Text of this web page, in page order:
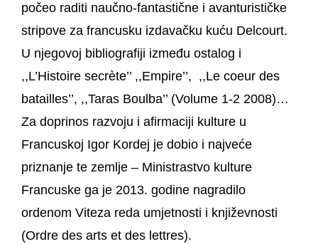
počeo raditi naučno-fantastične i avanturističke
stripove za francusku izdavačku kuću Delcourt.
U njegovoj bibliografiji između ostalog i
,,L’Histoire secrète’’ ,,Empire’’, ,,Le coeur des
batailles’’, ,,Taras Boulba’’ (Volume 1-2 2008)…
Za doprinos razvoju i afirmaciji kulture u
Francuskoj Igor Kordej je dobio i najveće
priznanje te zemlje – Ministrastvo kulture
Francuske ga je 2013. godine nagradilo
ordenom Viteza reda umjetnosti i književnosti
(Ordre des arts et des lettres).